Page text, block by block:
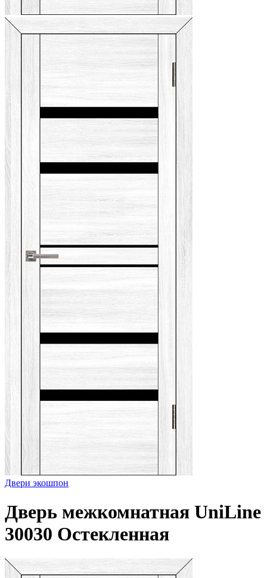
Двери экошпон
Дверь межкомнатная UniLine
30030 Остекленная